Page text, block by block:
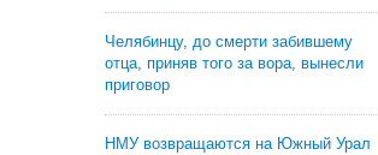
Челябинцу, до смерти забившему
отца, приняв того за вора, вынесли
приговор
НМУ возвращаются на Южный Урал